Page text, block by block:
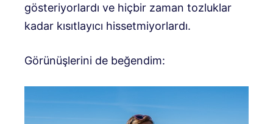
gösteriyorlardı ve hiçbir zaman tozluklar
kadar kısıtlayıcı hissetmiyorlardı.
Görünüşlerini de beğendim: